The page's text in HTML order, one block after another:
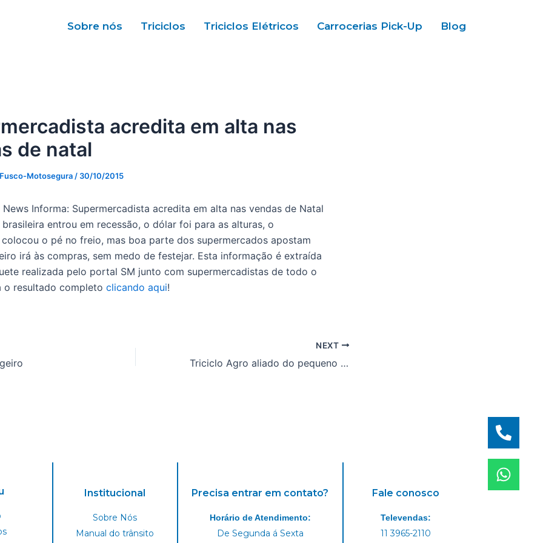
Sobre nós Triciclos Triciclos Elétricos Carrocerias Pick-Up Blog
acredita em alta nas
de natal
Motosegura / 30/10/2015
Informa: Supermercadista acredita em alta nas vendas de Natal
entrou em recessão, o dólar foi para as alturas, o
o pé no freio, mas boa parte dos supermercados apostam
irá às compras, sem medo de festejar. Esta informação é extraída
realizada pelo portal SM junto com supermercadistas de todo o
o resultado completo clicando aqui!
NEXT
Triciclo Agro aliado do pequeno produtor rural!
Institucional
Sobre Nós
Manual do trânsito
Precisa entrar em contato?
Horário de Atendimento:
De Segunda á Sexta
Fale conosco
Televendas:
11 3965-2110